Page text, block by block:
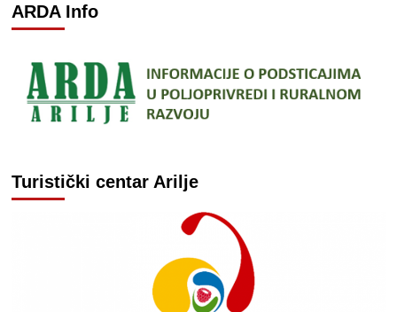
ARDA Info
Turistički centar Arilje